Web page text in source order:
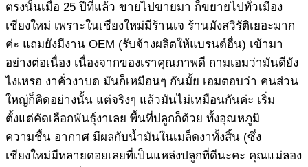
ตรงนั้นเมื่อ 25 ปีที่แล้ว ขายไปขายมา ก็ขยายไปทั่วเมือง
เชียงใหม่ เพราะในเชียงใหม่มีร้านเจ ร้านมังสวิรัติเยอะมาก
ค่ะ แถมยังมีงาน OEM (รับจ้างผลิตให้แบรนด์อื่น) เข้ามา
อย่างต่อเนื่อง เนื่องจากของเราคุณภาพดี ถามเอมว่ามันดียัง
ไงเหรอ งาคั่วงาบด มันก็เหมือนๆ กันมั้ย เอมตอบว่า คนส่วน
ใหญ่ก็คิดอย่างนั้น แต่จริงๆ แล้วมันไม่เหมือนกันค่ะ เริ่ม
ตั้งแต่คัดเลือกพันธุ์งาเลย พื้นที่ปลูกก็ด้วย ทั้งอุณหภูมิ
ความชื้น อากาศ มีผลกับน้ำมันในเมล็ดงาทั้งสิ้น (ซึ่ง
เชียงใหม่มีหลายดอยเลยที่เป็นแหล่งปลูกที่ดีนะคะ คุณแม่ลอง